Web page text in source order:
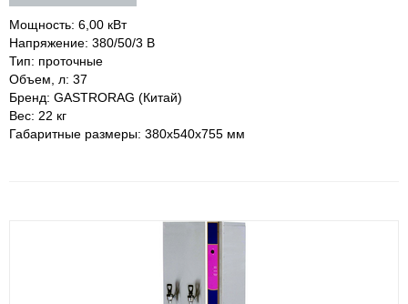
Мощность: 6,00 кВт
Напряжение: 380/50/3 В
Тип: проточные
Объем, л: 37
Бренд: GASTRORAG (Китай)
Вес: 22 кг
Габаритные размеры: 380х540х755 мм